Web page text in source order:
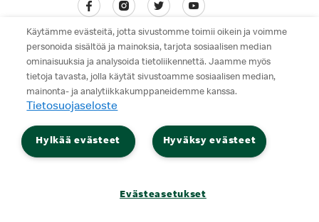
Käyttöehdot
Käytämme evästeitä, jotta sivustomme toimii oikein ja voimme
personoida sisältöä ja mainoksia, tarjota sosiaalisen median
ominaisuuksia ja analysoida tietoliikennettä. Jaamme myös
tietoja tavasta, jolla käytät sivustoamme sosiaalisen median,
mainonta- ja analytiikkakumppaneidemme kanssa.
Tietosuojaseloste
Hyväksy evästeet
Hylkää evästeet
Evästeasetukset